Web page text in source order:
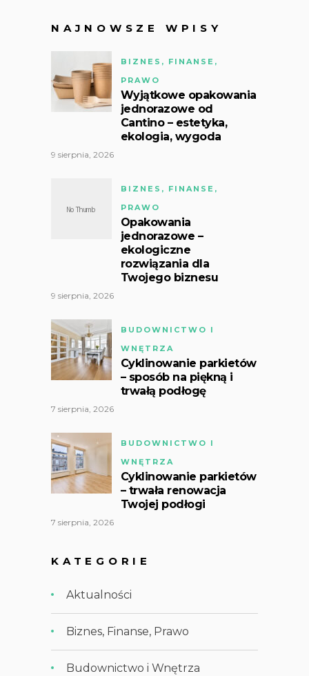
NAJNOWSZE WPISY
BIZNES, FINANSE,
PRAWO
Wyjątkowe opakowania
jednorazowe od
Cantino – estetyka,
ekologia, wygoda
9 sierpnia, 2026
BIZNES, FINANSE,
PRAWO
Opakowania
jednorazowe –
ekologiczne
rozwiązania dla
Twojego biznesu
9 sierpnia, 2026
BUDOWNICTWO I
WNĘTRZA
Cyklinowanie parkietów
– sposób na piękną i
trwałą podłogę
7 sierpnia, 2026
BUDOWNICTWO I
WNĘTRZA
Cyklinowanie parkietów
– trwała renowacja
Twojej podłogi
7 sierpnia, 2026
KATEGORIE
Aktualności
Biznes, Finanse, Prawo
Budownictwo i Wnętrza